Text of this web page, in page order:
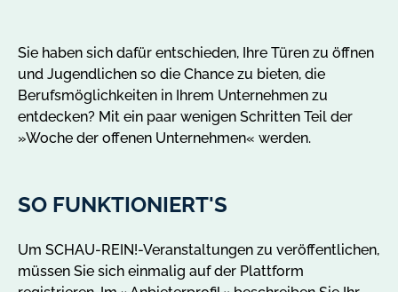
Sie haben sich dafür entschieden, Ihre Türen zu öffnen
und Jugendlichen so die Chance zu bieten, die
Berufsmöglichkeiten in Ihrem Unternehmen zu
entdecken? Mit ein paar wenigen Schritten Teil der
»Woche der offenen Unternehmen« werden.
SO FUNKTIONIERT'S
Um SCHAU-REIN!-Veranstaltungen zu veröffentlichen,
müssen Sie sich einmalig auf der Plattform